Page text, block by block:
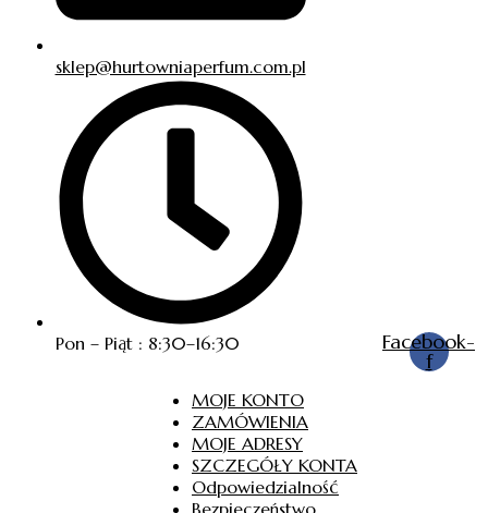
sklep@hurtowniaperfum.com.pl
Pon – Piąt : 8:30–16:30 Facebook-
f
MOJE KONTO
ZAMÓWIENIA
MOJE ADRESY
SZCZEGÓŁY KONTA
Odpowiedzialność
Bezpieczeństwo